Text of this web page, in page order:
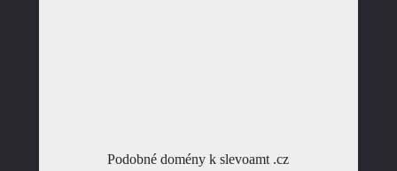
Podobné domény k slevoamt .cz